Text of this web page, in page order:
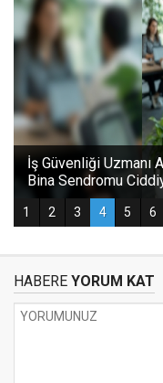
HABERE YORUM KAT